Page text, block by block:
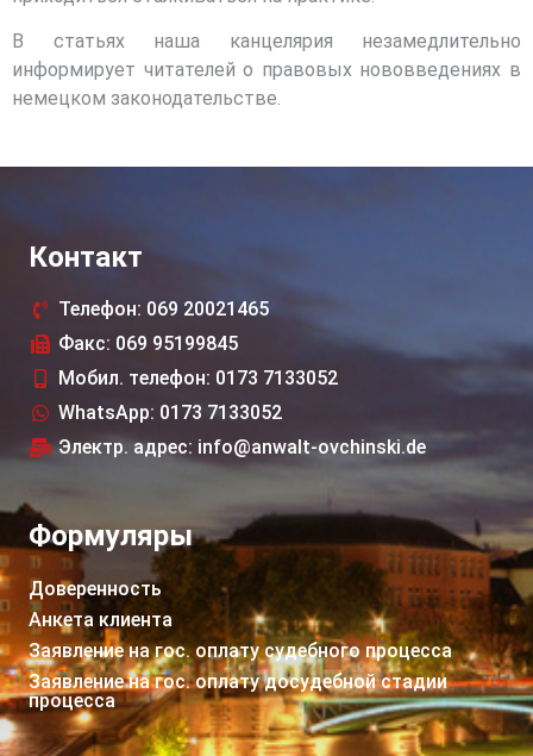
В статьях наша канцелярия незамедлительно
информирует читателей о правовых нововведениях в
немецком законодательстве.
Контакт
Телефон: 069 20021465
Факс: 069 95199845
Мобил. телефон: 0173 7133052
WhatsApp: 0173 7133052
Электр. адрес: info@anwalt-ovchinski.de
Формуляры
Доверенность
Анкета клиента
Заявление на гос. оплату судебного процессa
Заявление на гос. оплату досудебной стадии
процессa